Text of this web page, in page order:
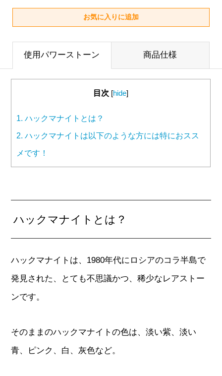
使用パワーストーン 商品仕様
目次 [hide]
1. ハックマナイトとは？
2. ハックマナイトは以下のような方には特におスス
メです！
ハックマナイトとは？
ハックマナイトは、1980年代にロシアのコラ半島で
発見された、とても不思議かつ、稀少なレアストー
ンです。
そのままのハックマナイトの色は、淡い紫、淡い
青、ピンク、白、灰色など。